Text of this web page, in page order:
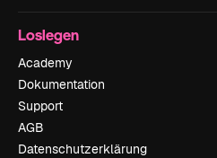
Loslegen
Academy
Dokumentation
Support
AGB
Datenschutzerklärung